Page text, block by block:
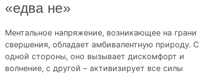
«едва не»
Ментальное напряжение, возникающее на грани
свершения, обладает амбивалентную природу. С
одной стороны, оно вызывает дискомфорт и
волнение, с другой – активизирует все силы